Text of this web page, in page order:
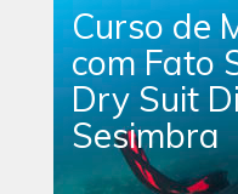
Curso de
com Fato
Dry Suit
Sesimbra